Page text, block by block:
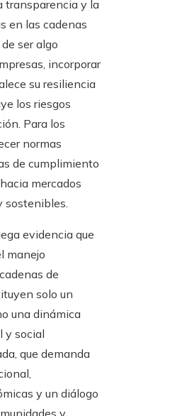
transparencia y la
en las cadenas
ser algo
incorporar
su resiliencia
los riesgos
Para los
normas
de cumplimiento
mercados
sostenibles.
evidencia que
manejo
de
solo un
una dinámica
y social
que demanda
y un diálogo